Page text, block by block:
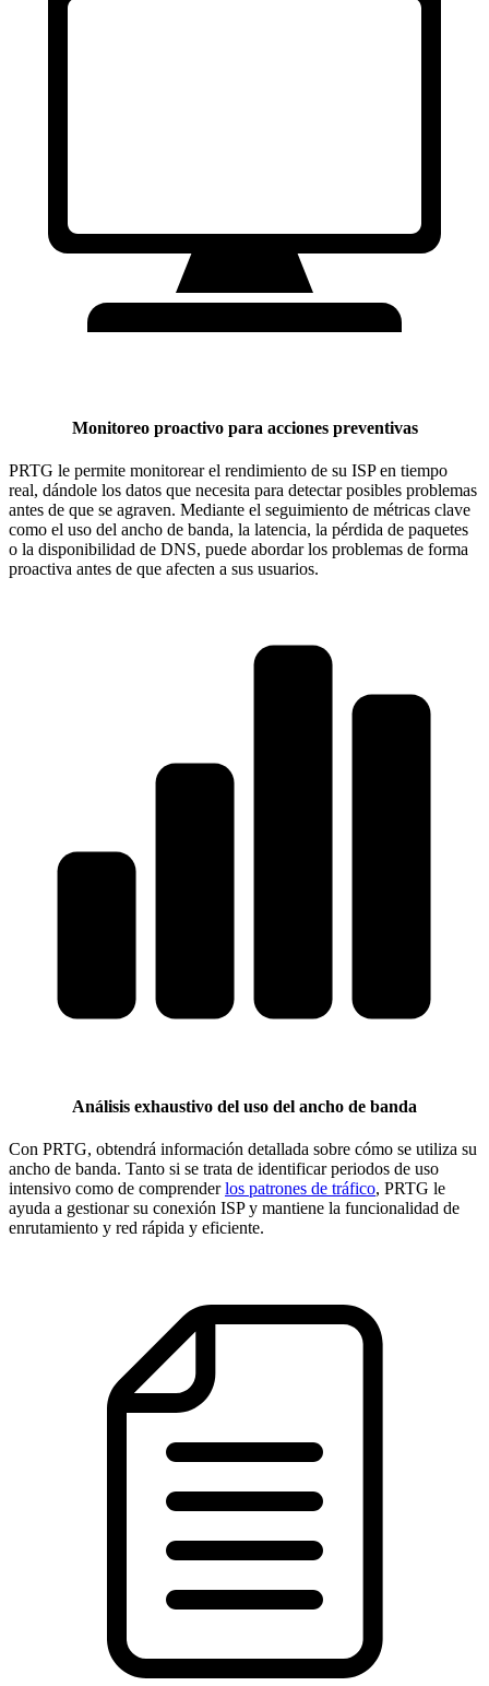
Monitoreo proactivo para acciones preventivas
PRTG le permite monitorear el rendimiento de su ISP en tiempo
real, dándole los datos que necesita para detectar posibles problemas
antes de que se agraven. Mediante el seguimiento de métricas clave
como el uso del ancho de banda, la latencia, la pérdida de paquetes
o la disponibilidad de DNS, puede abordar los problemas de forma
proactiva antes de que afecten a sus usuarios.
Análisis exhaustivo del uso del ancho de banda
Con PRTG, obtendrá información detallada sobre cómo se utiliza su
ancho de banda. Tanto si se trata de identificar periodos de uso
intensivo como de comprenderlos patrones de tráfico, PRTG le
ayuda a gestionar su conexión ISP y mantiene la funcionalidad de
enrutamiento y red rápida y eficiente.